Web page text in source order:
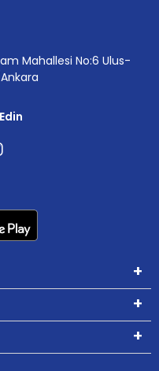
Mahallesi No:6 Ulus-